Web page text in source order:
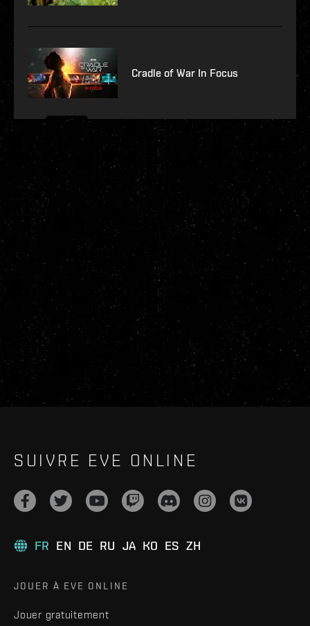
Cradle of War In Focus
SUIVRE EVE ONLINE
FR EN DE RU JA KO ES ZH
JOUER À EVE ONLINE
Jouer gratuitement